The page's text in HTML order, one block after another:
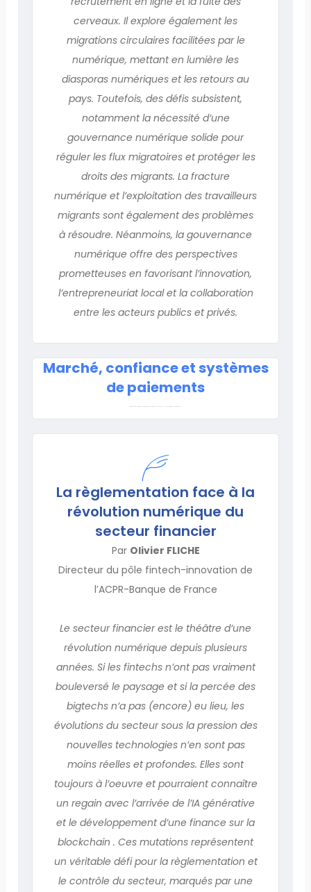
cerveaux. Il explore également les
migrations circulaires facilitées par le
numérique, mettant en lumière les
diasporas numériques et les retours au
pays. Toutefois, des défis subsistent,
notamment la nécessité d’une
gouvernance numérique solide pour
réguler les flux migratoires et protéger les
droits des migrants. La fracture
numérique et l’exploitation des travailleurs
migrants sont également des problèmes
à résoudre. Néanmoins, la gouvernance
numérique offre des perspectives
prometteuses en favorisant l’innovation,
l’entrepreneuriat local et la collaboration
entre les acteurs publics et privés.
Marché, confiance et systèmes
de paiements
La règlementation face à la
révolution numérique du
secteur financier
Par Olivier FLICHE
Directeur du pôle fintech-innovation de
l’ACPR-Banque de France
Le secteur financier est le théâtre d’une
révolution numérique depuis plusieurs
années. Si les fintechs n’ont pas vraiment
bouleversé le paysage et si la percée des
bigtechs n’a pas (encore) eu lieu, les
évolutions du secteur sous la pression des
nouvelles technologies n’en sont pas
moins réelles et profondes. Elles sont
toujours à l’oeuvre et pourraient connaître
un regain avec l’arrivée de l’IA générative
et le développement d’une finance sur la
blockchain . Ces mutations représentent
un véritable défi pour la règlementation et
le contrôle du secteur, marqués par une